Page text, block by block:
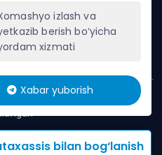
bilan bog‘lanish
izlash va
berish bo‘yicha
xizmati
Xabar yuborish